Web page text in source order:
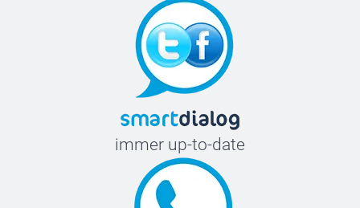
immer up-to-date